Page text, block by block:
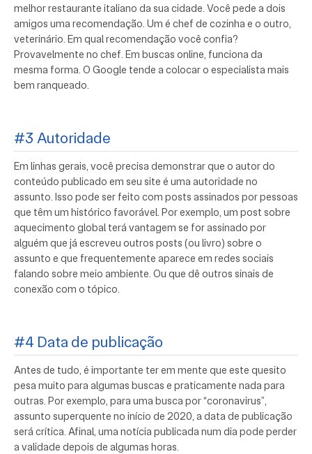
melhor restaurante italiano da sua cidade. Você pede a dois
amigos uma recomendação. Um é chef de cozinha e o outro,
veterinário. Em qual recomendação você confia?
Provavelmente no chef. Em buscas online, funciona da
mesma forma. O Google tende a colocar o especialista mais
bem ranqueado.
#3 Autoridade
Em linhas gerais, você precisa demonstrar que o autor do
conteúdo publicado em seu site é uma autoridade no
assunto. Isso pode ser feito com posts assinados por pessoas
que têm um histórico favorável. Por exemplo, um post sobre
aquecimento global terá vantagem se for assinado por
alguém que já escreveu outros posts (ou livro) sobre o
assunto e que frequentemente aparece em redes sociais
falando sobre meio ambiente. Ou que dê outros sinais de
conexão com o tópico.
#4 Data de publicação
Antes de tudo, é importante ter em mente que este quesito
pesa muito para algumas buscas e praticamente nada para
outras. Por exemplo, para uma busca por “coronavirus”,
assunto superquente no início de 2020, a data de publicação
será crítica. Afinal, uma notícia publicada num dia pode perder
a validade depois de algumas horas.